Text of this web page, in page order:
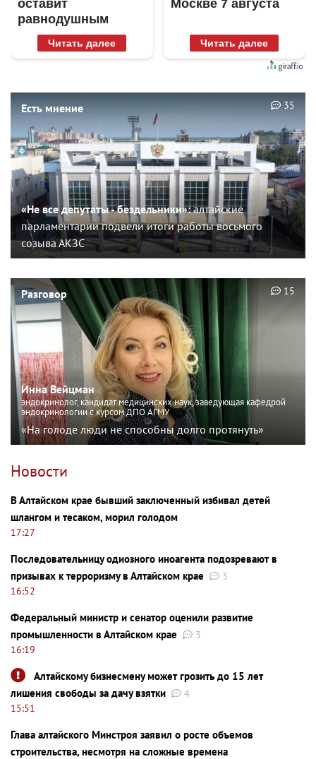
оставит
равнодушным
Читать далее
Москве 7 августа
Читать далее
Есть мнение
«Не все депутаты - бездельники»:алтайские
парламентарии подвели итоги работы восьмого
созыва АКЗС
35
Разговор
Инна Вейцман
эндокринолог, кандидат медицинских наук, заведующая кафедрой
эндокринологии с курсом ДПО АГМУ
«На голоде люди не способны долго протянуть»
15
Новости
В Алтайском крае бывший заключенный избивал детей
шлангом и тесаком, морил голодом
17:27
Последовательницу одиозного иноагента подозревают в
призывах к терроризму в Алтайском крае
3
16:52
Федеральный министр и сенатор оценили развитие
промышленности в Алтайском крае
3
16:19
Алтайскому бизнесмену может грозить до 15 лет
лишения свободы за дачу взятки
4
15:51
Глава алтайского Минстроя заявил о росте объемов
строительства, несмотря на сложные времена